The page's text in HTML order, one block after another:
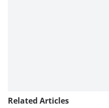
Related Articles